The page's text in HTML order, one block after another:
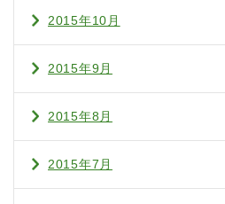
2015年10月
2015年9月
2015年8月
2015年7月